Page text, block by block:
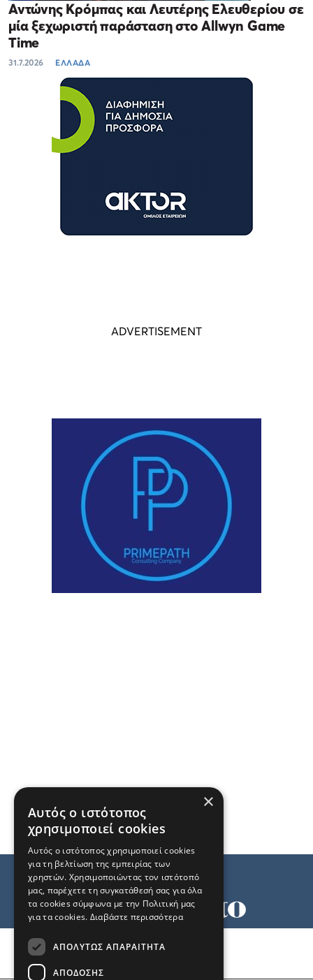
Αντώνης Κρόμπας και Λευτέρης Ελευθερίου σε
μία ξεχωριστή παράσταση στο Allwyn Game
Time
31.7.2026 ΕΛΛΑΔΑ
×
Αυτός ο ιστότοπος
χρησιμοποιεί cookies
Αυτός ο ιστότοπος χρησιμοποιεί cookies
για τη βελτίωση της εμπειρίας των
χρηστών. Χρησιμοποιώντας τον ιστότοπό
μας, παρέχετε τη συγκατάθεσή σας για όλα
τα cookies σύμφωνα με την Πολιτική μας
για τα cookies. Διαβάστε περισσότερα
ΑΠΟΛΎΤΩΣ ΑΠΑΡΑΊΤΗΤΑ
ΑΠΌΔΟΣΗΣ